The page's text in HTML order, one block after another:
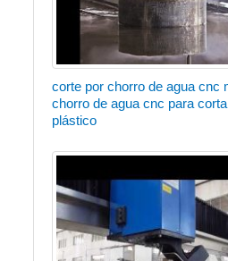
corte por chorro de agua cnc
chorro de agua cnc para
plástico